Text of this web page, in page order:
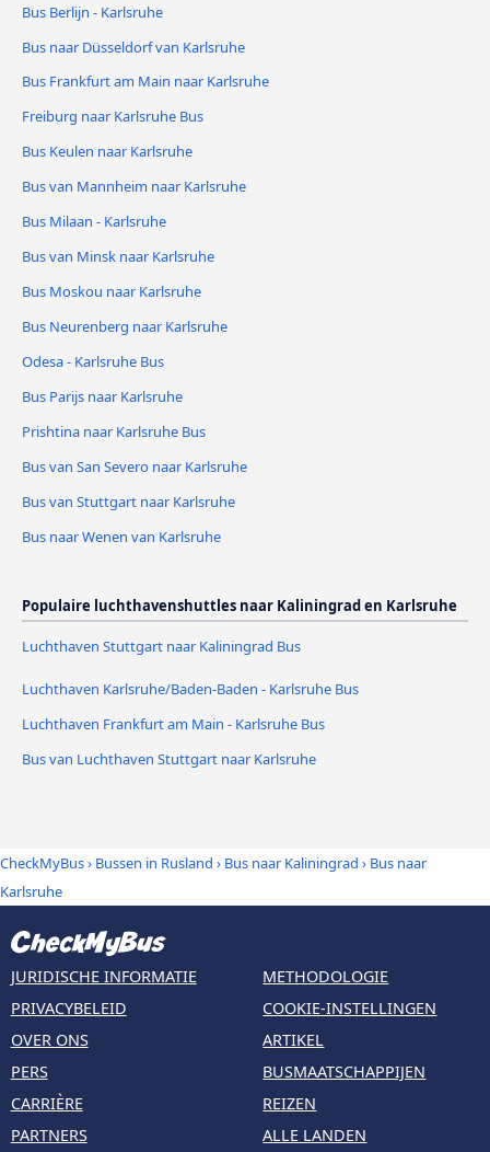
Bus Berlijn - Karlsruhe
Bus naar Düsseldorf van Karlsruhe
Bus Frankfurt am Main naar Karlsruhe
Freiburg naar Karlsruhe Bus
Bus Keulen naar Karlsruhe
Bus van Mannheim naar Karlsruhe
Bus Milaan - Karlsruhe
Bus van Minsk naar Karlsruhe
Bus Moskou naar Karlsruhe
Bus Neurenberg naar Karlsruhe
Odesa - Karlsruhe Bus
Bus Parijs naar Karlsruhe
Prishtina naar Karlsruhe Bus
Bus van San Severo naar Karlsruhe
Bus van Stuttgart naar Karlsruhe
Bus naar Wenen van Karlsruhe
Populaire luchthavenshuttles naar Kaliningrad en Karlsruhe
Luchthaven Stuttgart naar Kaliningrad Bus
Luchthaven Karlsruhe/Baden-Baden - Karlsruhe Bus
Luchthaven Frankfurt am Main - Karlsruhe Bus
Bus van Luchthaven Stuttgart naar Karlsruhe
CheckMyBus› Bussen in Rusland › Bus naar Kaliningrad › Bus naar
Karlsruhe
JURIDISCHE INFORMATIE
PRIVACYBELEID
OVER ONS
PERS
CARRIÈRE
PARTNERS
METHODOLOGIE
COOKIE-INSTELLINGEN
ARTIKEL
BUSMAATSCHAPPIJEN
REIZEN
ALLE LANDEN